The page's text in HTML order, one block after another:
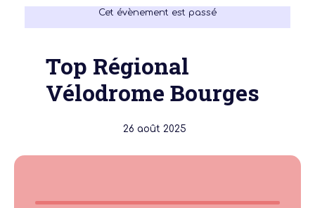
Cet évènement est passé
Top Régional
Vélodrome Bourges
26 août 2025